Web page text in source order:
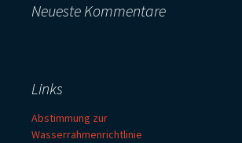
Neueste Kommentare
Links
Abstimmung zur
Wasserrahmenrichtlinie